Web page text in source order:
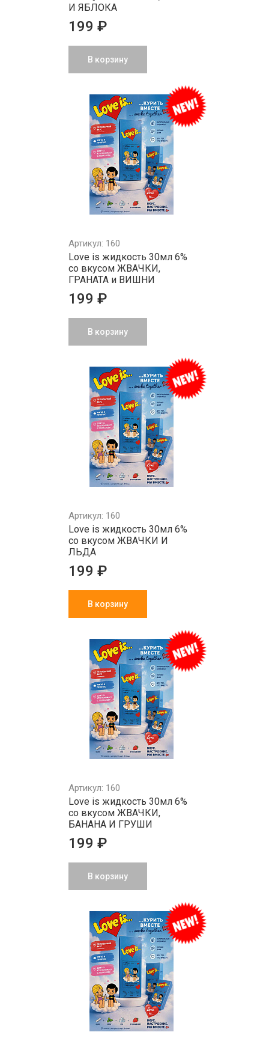
И ЯБЛОКА
199 ₽
В корзину
Артикул: 160
Love is жидкость 30мл 6%
со вкусом ЖВАЧКИ,
ГРАНАТА и ВИШНИ
199 ₽
В корзину
Артикул: 160
Love is жидкость 30мл 6%
со вкусом ЖВАЧКИ И
ЛЬДА
199 ₽
В корзину
Артикул: 160
Love is жидкость 30мл 6%
со вкусом ЖВАЧКИ,
БАНАНА И ГРУШИ
199 ₽
В корзину